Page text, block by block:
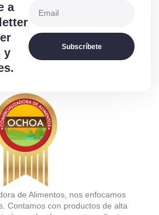
a
y
Subscríbete
de Alimentos, nos enfocamos
Contamos con productos de alta